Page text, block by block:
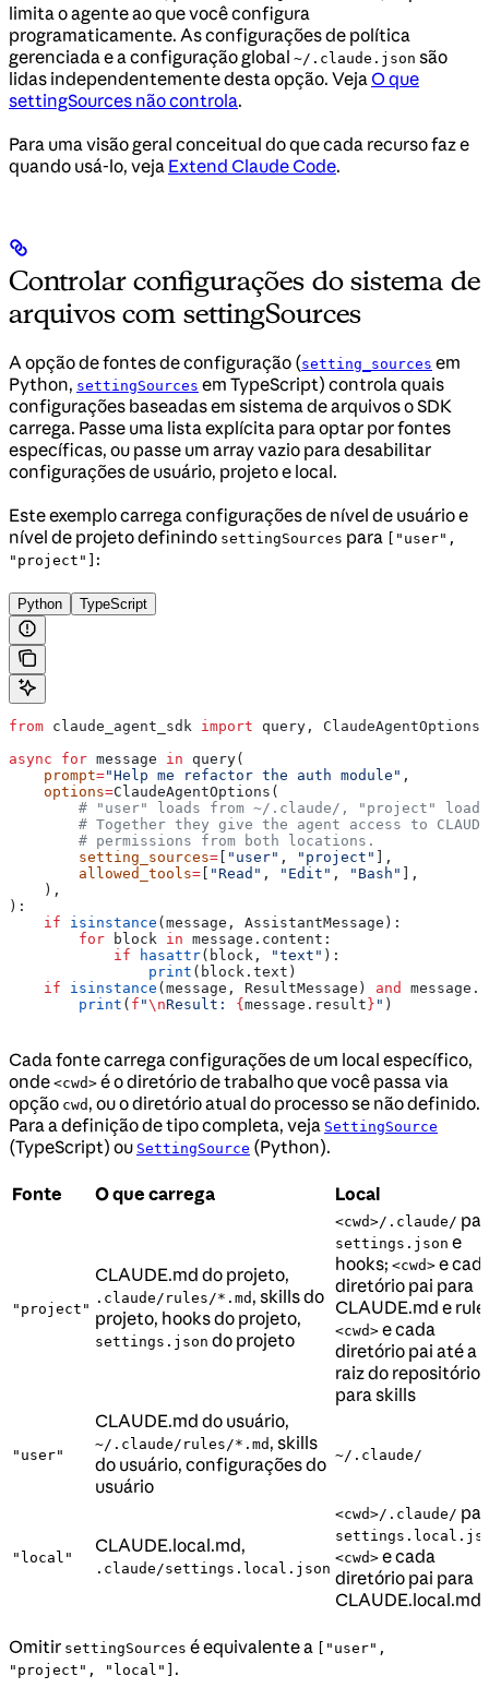
limita o agente ao que você configura
programaticamente. As configurações de política
gerenciada e a configuração global ~/.claude.json são
lidas independentemente desta opção. VejaO que
settingSources não controla.
Para uma visão geral conceitual do que cada recurso faz e
quando usá-lo, veja Extend Claude Code.
Controlar configurações do sistema de
arquivos com settingSources
A opção de fontes de configuração (setting_sources em
Python, settingSources em TypeScript) controla quais
configurações baseadas em sistema de arquivos o SDK
carrega. Passe uma lista explícita para optar por fontes
específicas, ou passe um array vazio para desabilitar
configurações de usuário, projeto e local.
Este exemplo carrega configurações de nível de usuário e
nível de projeto definindo settingSources para
["user",
"project"] :
Python TypeScript
from claude_agent_sdk import query,
async for message in query(
    prompt
="Help me refactor the auth module" ,
    options
=ClaudeAgentOptions(
# "user" loads from ~/.claude/, "project"
# Together they give the agent access to
        # permissions from both locations.
        setting_sources
= "user" , "project"
],
        allowed_tools
= "Read" , "Edit" , "Bash"
],
    ),
):
    if
isinstance (message, AssistantMessage):
        for
block in message.content:
            if
hasattr(block, "text" ):
                print
(block.text)
    if
isinstance (message, ResultMessage) and
        print
( f "\nResult: { message.result } " )
Cada fonte carrega configurações de um local específico,
onde <cwd> é o diretório de trabalho que você passa via
opção cwd , ou o diretório atual do processo se não definido.
Para a definição de tipo completa, veja SettingSource
(TypeScript) ou SettingSource (Python).
Fonte O que carrega Local
"project"
CLAUDE.md do projeto,
.claude/rules/*.md , skills do
projeto, hooks do projeto,
settings.json do projeto
<cwd>/.claude/
settings.json e
hooks; <cwd> e
diretório pai para
CLAUDE.md e
<cwd> e cada
diretório pai até a
raiz do repositório
para skills
"user"
CLAUDE.md do usuário,
~/.claude/rules/*.md , skills
do usuário, configurações do
usuário
~/.claude/
"local"
CLAUDE.local.md,
.claude/settings.local.json
<cwd>/.claude/
<cwd> e cada
diretório pai para
CLAUDE.local.md
Omitir settingSources é equivalente a
["user",
"project", "local"] .